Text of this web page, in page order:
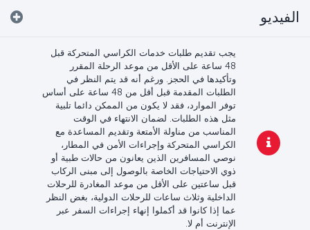
الفيديو
يجب تقديم طلبات خدمات الكراسي المتحركة قبل
48 ساعة على الأقل من موعد الرحلة المقرر
وتأكيدها في الحجز. ورغم أنه قد يتم النظر في
الطلبات المقدمة قبل أقل من 48 ساعة على أساس
توفر الموارد، فقد لا يكون من الممكن دائما تلبية
مثل هذه الطلبات. لضمان الانتهاء في الوقت
المناسب من مناولة الأمتعة وتقديم المساعدة مع
الكراسي المتحركة وإجراءات الأمن في المطار،
نوصي المسافرين الذين يعانون من حالات طبية أو
ذوي الاحتياجات الخاصة بالوصول إلى مبنى الركاب
قبل ساعتين على الأقل من موعد المغادرة للرحلات
الداخلية وثلاث ساعات للرحلات الدولية، بغض النظر
عما إذا كانوا قد أكملوا إنهاء إجراءات السفر عبر
الإنترنت أم لا.